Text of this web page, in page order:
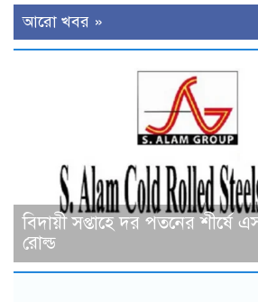
আরো খবর »
বিদায়ী সপ্তাহে দর পতনের
রোল্ড